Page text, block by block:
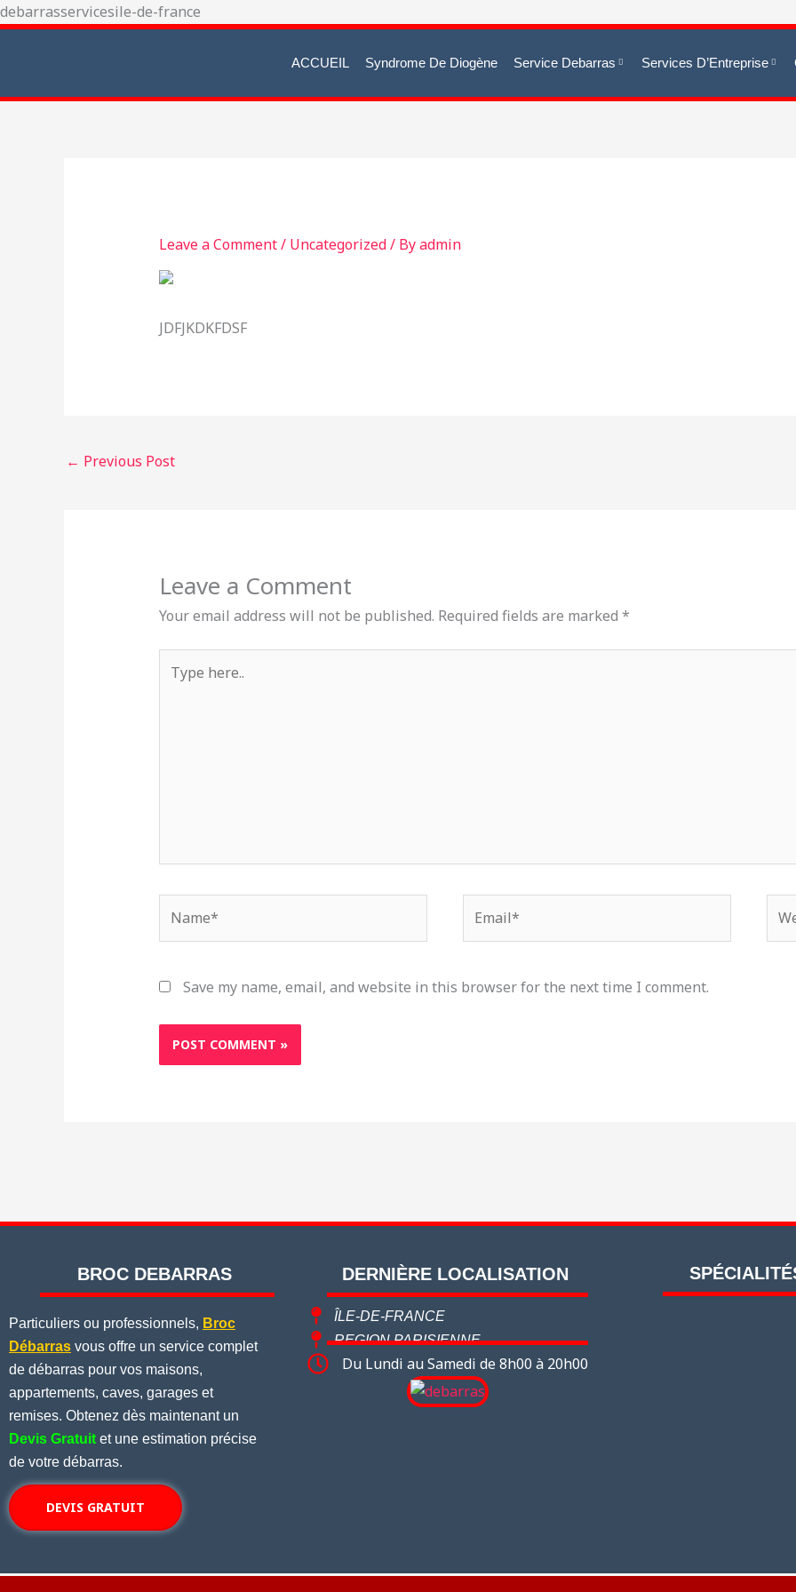
debarrasservicesile-de-france
to
ACCUEIL Syndrome De Diogène Service Debarras Services D’Entreprise
Leave a Comment/ Uncategorized/ Byadmin
JDFJKDKFDSF
← Previous Post
Leave a Comment
Your email address will not be published. Required fields are marked *
here..
Save my name, email, and website in this browser for the next time I comment.
BROC DEBARRAS
Particuliers ou professionnels, Broc
Débarras vous offre un service complet
de débarras pour vos maisons,
appartements, caves, garages et
remises. Obtenez dès maintenant un
Devis Gratuit et une estimation précise
de votre débarras.
DEVIS GRATUIT
DERNIÈRE LOCALISATION
ÎLE-DE-FRANCE
REGION PARISIENNE
Du Lundi au Samedi de 8h00 à 20h00